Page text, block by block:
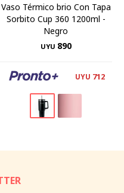
Vaso Térmico brio Con Tapa
Sorbito Cup 360 1200ml -
Negro
UYU 890
UYU 712